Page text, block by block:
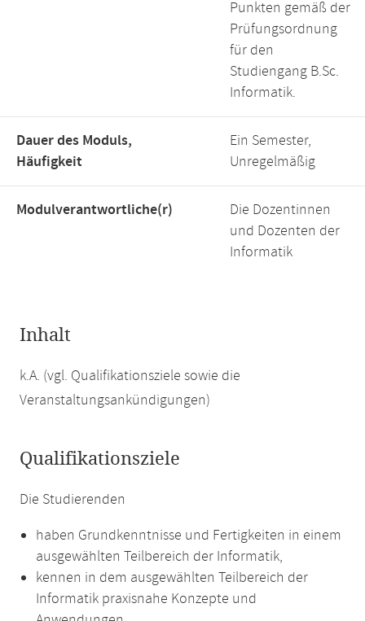
Punkten gemäß der
Prüfungsordnung
für den
Studiengang B.Sc.
Informatik.
Dauer des Moduls,
Häufigkeit
Ein Semester,
Unregelmäßig
Modulverantwortliche(r)
Die Dozentinnen
und Dozenten der
Informatik
Inhalt
k.A. (vgl. Qualifikationsziele sowie die
Veranstaltungsankündigungen)
Qualifikationsziele
Die Studierenden
haben Grundkenntnisse und Fertigkeiten in einem
ausgewählten Teilbereich der Informatik,
kennen in dem ausgewählten Teilbereich der
Informatik praxisnahe Konzepte und